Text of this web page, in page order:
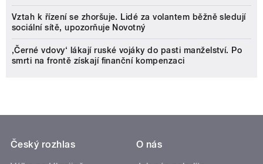
Vztah k řízení se zhoršuje. Lidé za volantem běžně sledují
sociální sítě, upozorňuje Novotný
‚Černé vdovy‘ lákají ruské vojáky do pasti manželství. Po
smrti na frontě získají finanční kompenzaci
Český rozhlas
O nás